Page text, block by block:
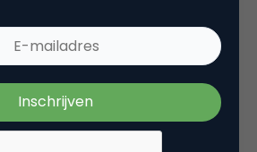
Creatieve sector als aanjager
van innovatie en ontsluiter en